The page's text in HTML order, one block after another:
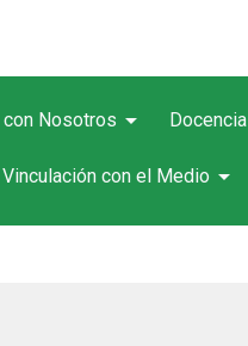
con Nosotros arrow_drop_down Docencia
Vinculación con el Medio arrow_drop_down